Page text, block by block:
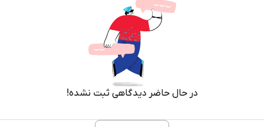
در حال حاضر دیدگاهی ثبت نشده!